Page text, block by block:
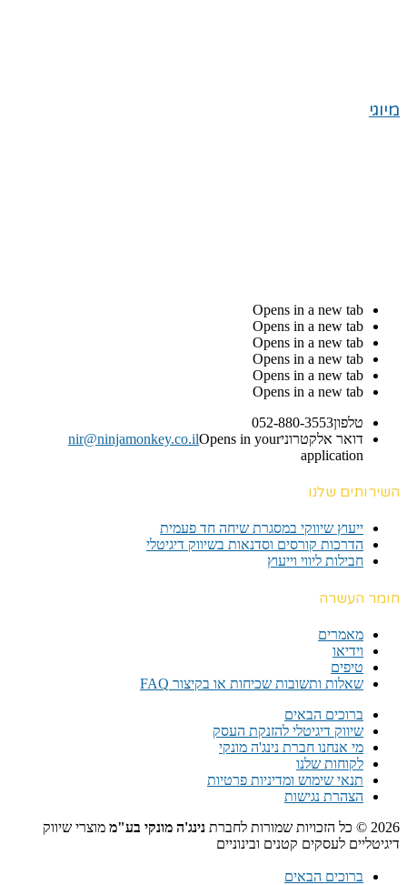
מיוגי
Opens in a new tab
Opens in a new tab
Opens in a new tab
Opens in a new tab
Opens in a new tab
Opens in a new tab
טלפון052-880-3553
דואר אלקטרוני
nir@ninjamonkey.co.ilOpens in your
application
השירותים שלנו
ייעוץ שיווקי במסגרת שיחה חד פעמית​
הדרכות קורסים וסדנאות בשיווק דיגיטלי
חבילות ליווי וייעוץ
חומר העשרה
מאמרים
וידיאו
טיפים
שאלות ותשובות שכיחות או בקיצור FAQ
ברוכים הבאים
שיווק דיגיטלי להזנקת העסק
מי אנחנו חברת נינג'ה מונקי
לקוחות שלנו
תנאי שימוש ומדיניות פרטיות
הצהרת נגישות
2026 © כל הזכויות שמורות לחברת
נינג'ה מונקי בע"מ מוצרי שיווק
דיגיטליים לעסקים קטנים ובינוניים
ברוכים הבאים